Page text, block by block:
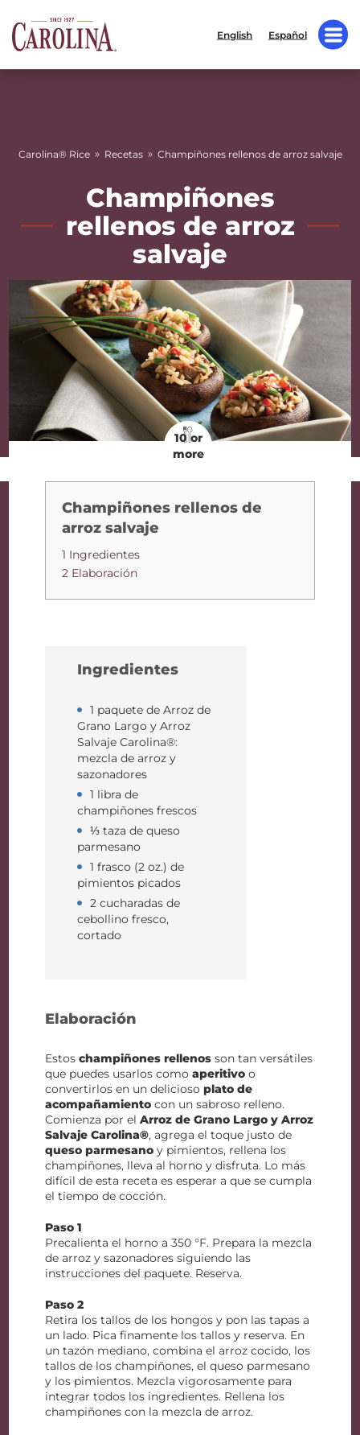
English Español
Carolina® Rice » Recetas » Champiñones rellenos de arroz salvaje
Champiñones
rellenos de arroz
salvaje
10 or
more
Champiñones rellenos de
arroz salvaje
1 Ingredientes
2 Elaboración
Ingredientes
1 paquete de Arroz de
Grano Largo y Arroz
Salvaje Carolina®:
mezcla de arroz y
sazonadores
1 libra de
champiñones frescos
⅓ taza de queso
parmesano
1 frasco (2 oz.) de
pimientos picados
2 cucharadas de
cebollino fresco,
cortado
Elaboración
Estoschampiñones rellenos son tan versátiles
que puedes usarlos comoaperitivo o
convertirlos en un deliciosoplato de
acompañamiento con un sabroso relleno.
Comienza por elArroz de Grano Largo y Arroz
Salvaje Carolina®, agrega el toque justo de
queso parmesano y pimientos, rellena los
champiñones, lleva al horno y disfruta. Lo más
difícil de esta receta es esperar a que se cumpla
el tiempo de cocción.
Paso 1
Precalienta el horno a 350 °F. Prepara la mezcla
de arroz y sazonadores siguiendo las
instrucciones del paquete. Reserva.
Paso 2
Retira los tallos de los hongos y pon las tapas a
un lado. Pica finamente los tallos y reserva. En
un tazón mediano, combina el arroz cocido, los
tallos de los champiñones, el queso parmesano
y los pimientos. Mezcla vigorosamente para
integrar todos los ingredientes. Rellena los
champiñones con la mezcla de arroz.